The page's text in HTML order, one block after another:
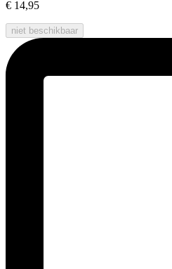
€ 14,95
niet beschikbaar